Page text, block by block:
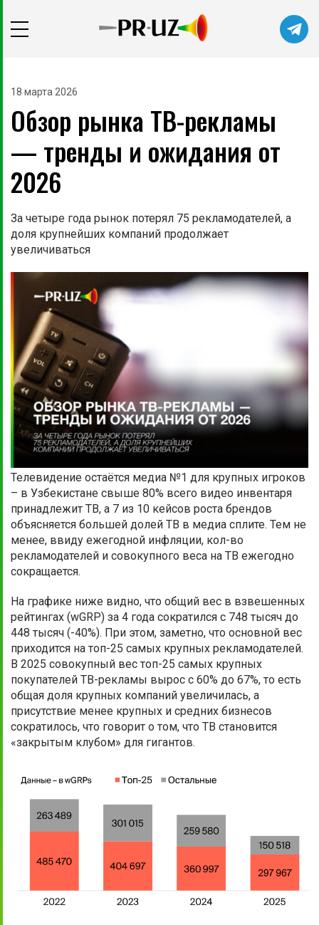
Не сейчас Подписаться
18 марта 2026
Обзор рынка ТВ-рекламы
— тренды и ожидания от
2026
За четыре года рынок потерял 75 рекламодателей, а
доля крупнейших компаний продолжает
увеличиваться
Телевидение остаётся медиа №1 для крупных игроков
– в Узбекистане свыше 80% всего видео инвентаря
принадлежит ТВ, а 7 из 10 кейсов роста брендов
объясняется большей долей ТВ в медиа сплите. Тем не
менее, ввиду ежегодной инфляции, кол-во
рекламодателей и совокупного веса на ТВ ежегодно
сокращается.
На графике ниже видно, что общий вес в взвешенных
рейтингах (wGRP) за 4 года сократился с 748 тысяч до
448 тысяч (-40%). При этом, заметно, что основной вес
приходится на топ-25 самых крупных рекламодателей.
В 2025 совокупный вес топ-25 самых крупных
покупателей ТВ-рекламы вырос с 60% до 67%, то есть
общая доля крупных компаний увеличилась, а
присутствие менее крупных и средних бизнесов
сократилось, что говорит о том, что ТВ становится
«закрытым клубом» для гигантов.